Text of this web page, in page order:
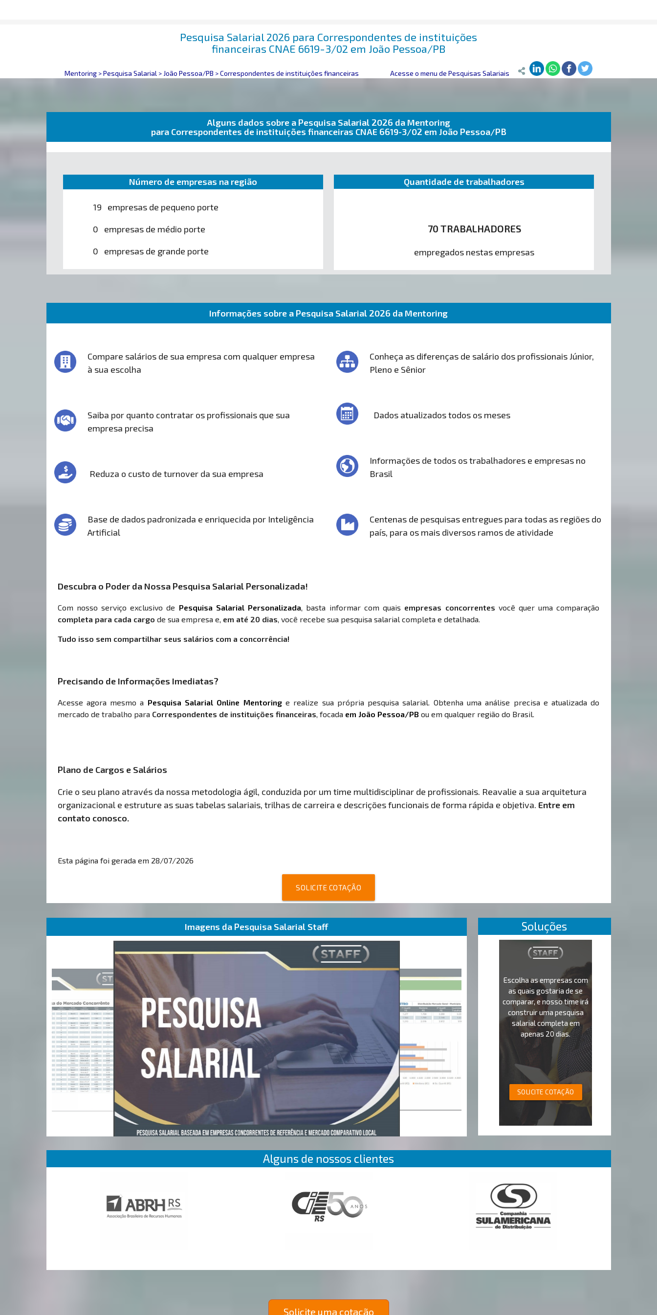
Pesquisa Salarial 2026 para Correspondentes de instituições
financeiras CNAE 6619-3/02 em João Pessoa/PB
Mentoring >Pesquisa Salarial > João Pessoa/PB >Correspondentes de instituições financeiras Acesse o menu de Pesquisas Salariais
Alguns dados sobre a Pesquisa Salarial 2026 da Mentoring
para Correspondentes de instituições financeiras CNAE 6619-3/02 em João Pessoa/PB
Número de empresas na região
19 empresas de pequeno porte
0 empresas de médio porte
0 empresas de grande porte
Quantidade de trabalhadores
70 TRABALHADORES
empregados nestas empresas
Informações sobre a Pesquisa Salarial 2026 da Mentoring
Compare salários de sua empresa com qualquer empresa
à sua escolha
Saiba por quanto contratar os profissionais que sua
empresa precisa
Reduza o custo de turnover da sua empresa
Base de dados padronizada e enriquecida por Inteligência
Artificial
Conheça as diferenças de salário dos profissionais Júnior,
Pleno e Sênior
Dados atualizados todos os meses
Informações de todos os trabalhadores e empresas no
Brasil
Centenas de pesquisas entregues para todas as regiões do
país, para os mais diversos ramos de atividade
Descubra o Poder da Nossa Pesquisa Salarial Personalizada!
Com nosso serviço exclusivo de Pesquisa Salarial Personalizada, basta informar com quais empresas concorrentes você quer uma comparação
completa para cada cargo de sua empresa e, em até 20 dias, você recebe sua pesquisa salarial completa e detalhada.
Tudo isso sem compartilhar seus salários com a concorrência!
Precisando de Informações Imediatas?
Acesse agora mesmo a Pesquisa Salarial Online Mentoringe realize sua própria pesquisa salarial. Obtenha uma análise precisa e atualizada do
mercado de trabalho para Correspondentes de instituições financeiras, focada em João Pessoa/PB ou em qualquer região do Brasil.
Plano de Cargos e Salários
Crie o seu plano através da nossa metodologia ágil, conduzida por um time multidisciplinar de profissionais. Reavalie a sua arquitetura
organizacional e estruture as suas tabelas salariais, trilhas de carreira e descrições funcionais de forma rápida e objetiva. Entre em
contato conosco.
Esta página foi gerada em 28/07/2026
SOLICITE COTAÇÃO
Imagens da Pesquisa Salarial Staff Soluções
Escolha as empresas com
as quais gostaria de se
comparar, e nosso time irá
construir uma pesquisa
salarial completa em
apenas 20 dias.
SOLICITE COTAÇÃO
Alguns de nossos clientes
Solicite uma cotação